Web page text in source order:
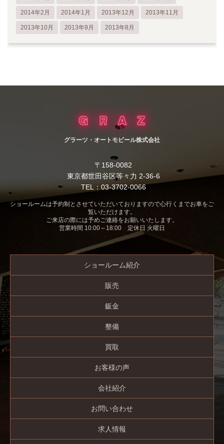
2014年2月 2014年1月 2013年12月 2013年11月
2013年10月 2013年9月 2013年8月
グラーツ・オートモビール株式会社
〒158-0082
東京都世田谷区等々力 2-36-6
TEL：03-3702-0066
ショールームは予約制とさせていただいておりますので心行くまでお車をご
覧いただけます。
ご来店の際には予めご連絡をお願いいたします。
営業時間 10:00～18:00 定休日 火曜日
ショールーム紹介
販売
鈑金
整備
買取
お客様の声
会社紹介
お問い合わせ
求人情報